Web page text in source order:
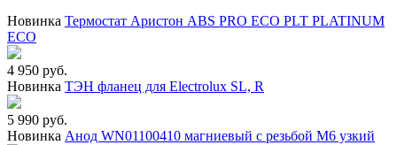
Новинка Термостат Аристон ABS PRO ECO PLT PLATINUM
ECO
4 950 руб.
Новинка ТЭН фланец для Electrolux SL, R
5 990 руб.
Новинка Анод WN01100410 магниевый с резьбой М6 узкий